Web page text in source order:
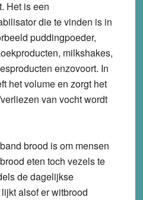
Het is een
die te vinden is in
puddingpoeder,
milkshakes,
enzovoort. In
het volume en zorgt het
van vocht wordt
brood is om mensen
eten toch vezels te
de dagelijkse
alsof er witbrood